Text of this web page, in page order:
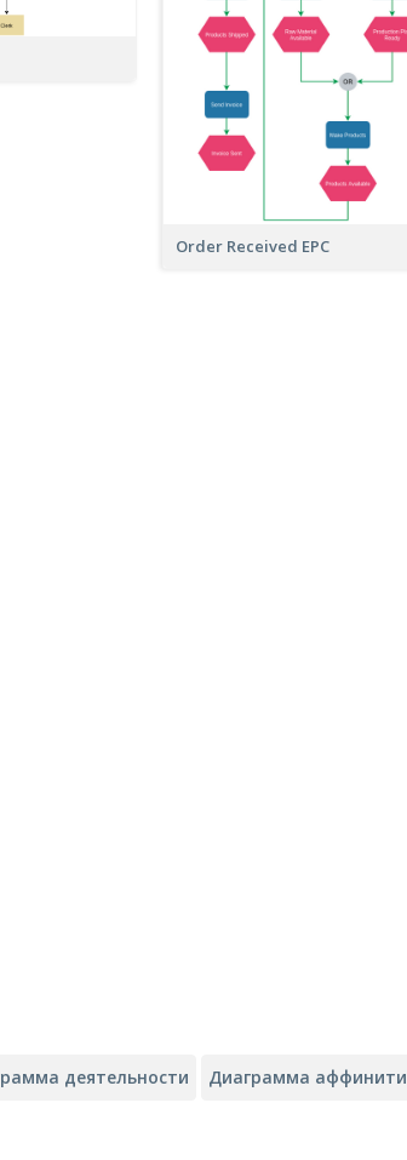
Order Received EPC
деятельности Диаграмма аффинити